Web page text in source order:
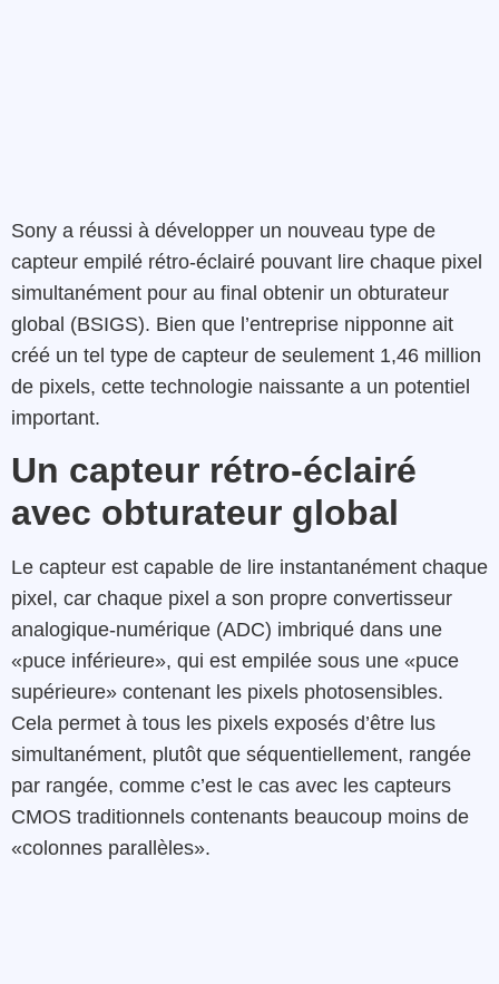
Sony a réussi à développer un nouveau type de
capteur empilé rétro-éclairé pouvant lire chaque pixel
simultanément pour au final obtenir un obturateur
global (BSIGS). Bien que l’entreprise nipponne ait
créé un tel type de capteur de seulement 1,46 million
de pixels, cette technologie naissante a un potentiel
important.
Un capteur rétro-éclairé
avec obturateur global
Le capteur est capable de lire instantanément chaque
pixel, car chaque pixel a son propre convertisseur
analogique-numérique (ADC) imbriqué dans une
«puce inférieure», qui est empilée sous une «puce
supérieure» contenant les pixels photosensibles.
Cela permet à tous les pixels exposés d’être lus
simultanément, plutôt que séquentiellement, rangée
par rangée, comme c’est le cas avec les capteurs
CMOS traditionnels contenants beaucoup moins de
«colonnes parallèles».